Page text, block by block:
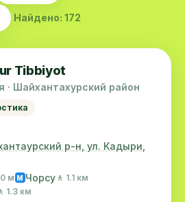
Найдено: 172
Tibbiyot
· Шайхантахурский район
р-н, ул. Кадыри,
м M Чорсу 🚶 1.1 км
1.3 км